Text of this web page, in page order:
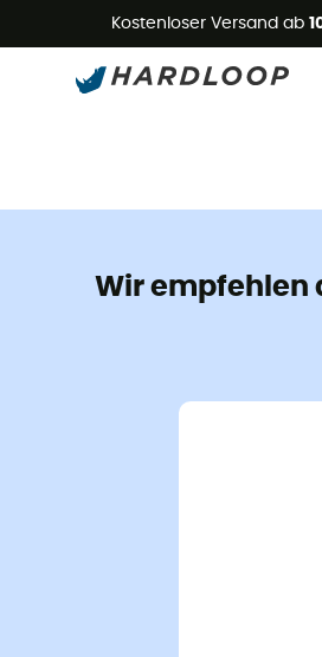
Kostenloser Versand ab
Wir empfehlen